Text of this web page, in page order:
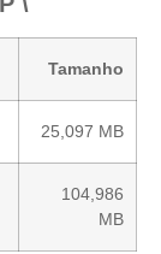
Tamanho
25,097 MB
104,986
MB